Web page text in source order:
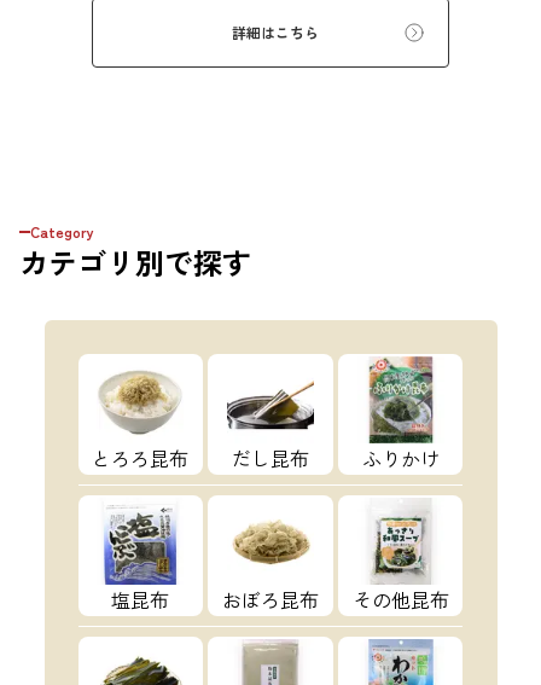
詳細はこちら
Category
カテゴリ 別で探す
とろろ昆布 だし昆布 ふりかけ
塩昆布 おぼろ昆布 その他昆布